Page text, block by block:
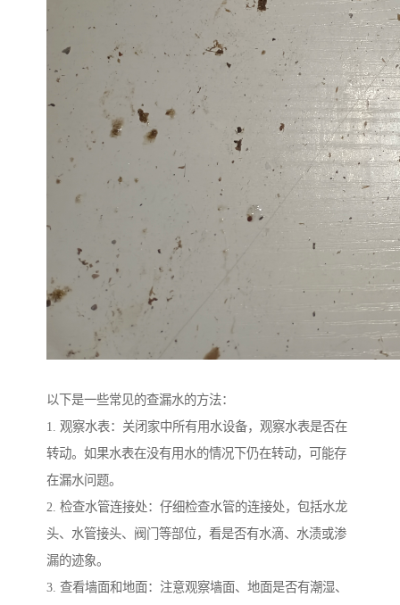
以下是一些常见的查漏水的方法：
1. 观察水表：关闭家中所有用水设备，观察水表是否在
转动。如果水表在没有用水的情况下仍在转动，可能存
在漏水问题。
2. 检查水管连接处：仔细检查水管的连接处，包括水龙
头、水管接头、阀门等部位，看是否有水滴、水渍或渗
漏的迹象。
3. 查看墙面和地面：注意观察墙面、地面是否有潮湿、